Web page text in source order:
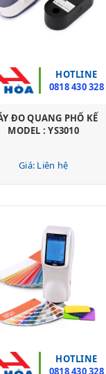
HOTLINE
0818 430 328
ĐO QUANG PHỔ KẾ
MODEL : YS3010
Giá: Liên hệ
HOTLINE
0818 430 328